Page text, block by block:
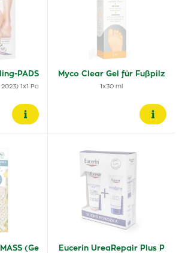
PADS
1x1 Pa
Myco Clear Gel für Fußpilz
1x30 ml
(Ge
Eucerin UreaRepair Plus P